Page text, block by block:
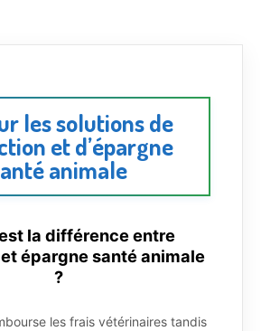
les solutions de
et d’épargne
animale
la différence entre
épargne santé animale
?
les frais vétérinaires tandis